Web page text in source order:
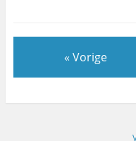
« Vorige